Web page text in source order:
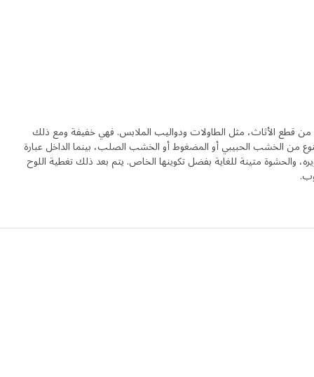
من قطع الأثاث، مثل الطاولات ودواليب الملابس. فهي خفيفة ومع ذلك
من الخشب الحبيبي أو المضغوط أو الخشب الصلب، بينما الداخل عبارة
والحشوة متينة للغاية بفضل تكوينها الخاص. يتم بعد ذلك تغطية اللوح